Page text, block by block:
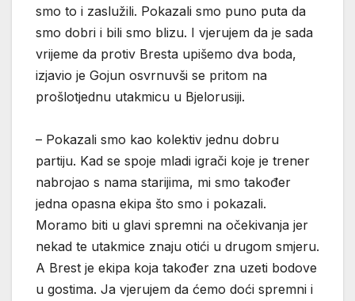
smo to i zaslužili. Pokazali smo puno puta da
smo dobri i bili smo blizu. I vjerujem da je sada
vrijeme da protiv Bresta upišemo dva boda,
izjavio je Gojun osvrnuvši se pritom na
prošlotjednu utakmicu u Bjelorusiji.
– Pokazali smo kao kolektiv jednu dobru
partiju. Kad se spoje mladi igrači koje je trener
nabrojao s nama starijima, mi smo također
jedna opasna ekipa što smo i pokazali.
Moramo biti u glavi spremni na očekivanja jer
nekad te utakmice znaju otići u drugom smjeru.
A Brest je ekipa koja također zna uzeti bodove
u gostima. Ja vjerujem da ćemo doći spremni i